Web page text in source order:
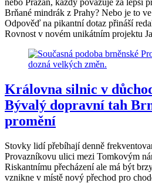
nebo Pražan, každý považuje za lepší
Brňané mindrák z Prahy? Nebo je to
Odpověď na pikantní dotaz přináší
Rovnost v novém unikátním projektu
Královna silnic v
Bývalý dopravní tah
promění
Stovky lidí přebíhají denně
Provazníkovu ulici mezi Tomkovým
Riskantnímu přecházení ale má být
vznikne v místě nový přechod pro